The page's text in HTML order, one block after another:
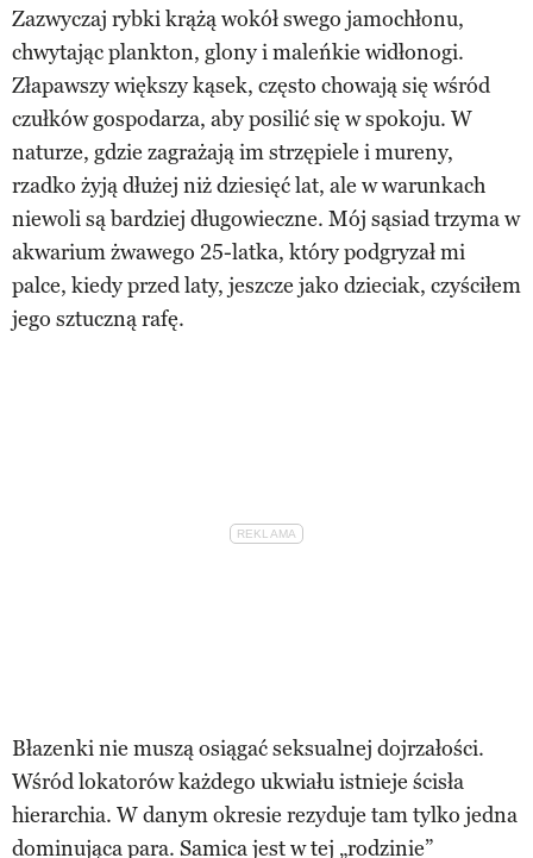
Zazwyczaj rybki krążą wokół swego jamochłonu,
chwytając plankton, glony i maleńkie widłonogi.
Złapawszy większy kąsek, często chowają się wśród
czułków gospodarza, aby posilić się w spokoju. W
naturze, gdzie zagrażają im strzępiele i mureny,
rzadko żyją dłużej niż dziesięć lat, ale w warunkach
niewoli są bardziej długowieczne. Mój sąsiad trzyma w
akwarium żwawego 25-latka, który podgryzał mi
palce, kiedy przed laty, jeszcze jako dzieciak, czyściłem
jego sztuczną rafę.
Błazenki nie muszą osiągać seksualnej dojrzałości.
Wśród lokatorów każdego ukwiału istnieje ścisła
hierarchia. W danym okresie rezyduje tam tylko jedna
dominująca para. Samica jest w tej „rodzinie”